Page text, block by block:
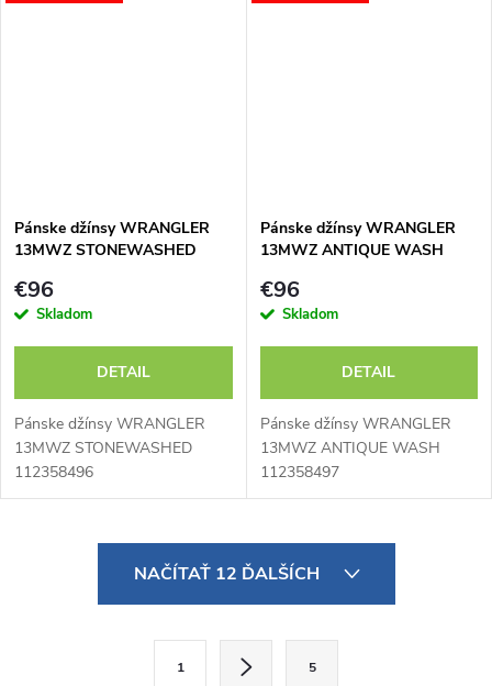
Pánske džínsy WRANGLER
13MWZ STONEWASHED
€96
Skladom
DETAIL
Pánske džínsy WRANGLER
13MWZ STONEWASHED
112358496
Pánske džínsy WRANGLER
13MWZ ANTIQUE WASH
€96
Skladom
DETAIL
Pánske džínsy WRANGLER
13MWZ ANTIQUE WASH
112358497
NAČÍTAŤ 12 ĎALŠÍCH
1 5